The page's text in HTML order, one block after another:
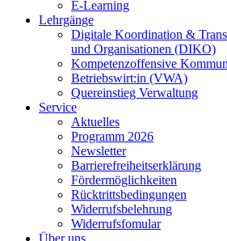
E-Learning
Lehrgänge
Digitale Koordination &
und Organisationen (DIKO)
Kompetenzoffensive
Betriebswirt:in (VWA)
Quereinstieg Verwaltung
Service
Aktuelles
Programm 2026
Newsletter
Barrierefreiheitserklärung
Fördermöglichkeiten
Rücktrittsbedingungen
Widerrufsbelehrung
Widerrufsfomular